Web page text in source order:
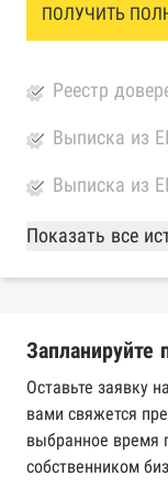
ПОЛУЧИТЬ
Реестр
Выписка из
Выписка из
База
Реестры
Реестр
Картотека
Показать все
Запланируйте
Оставьте заявку
вами свяжется
выбранное время
собственником